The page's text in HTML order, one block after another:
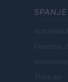
Actualidad
Finanzas
Think.es